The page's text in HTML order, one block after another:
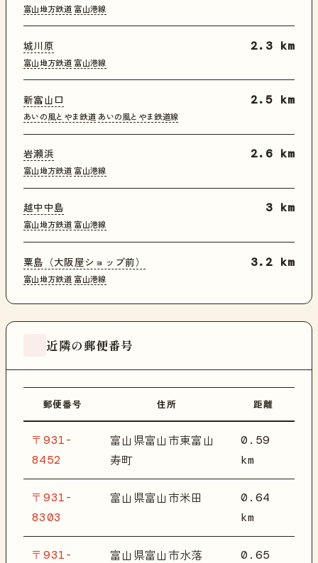
富山地方鉄道 富山港線
城川原
富山地方鉄道 富山港線
2.3 km
新富山口
あいの風とやま鉄道 あいの風とやま鉄道線
2.5 km
岩瀬浜
富山地方鉄道 富山港線
2.6 km
越中中島
富山地方鉄道 富山港線
3 km
粟島（大阪屋ショップ前）
富山地方鉄道 富山港線
3.2 km
近隣の郵便番号
郵便番号 住所 距離
〒931-
8452
富山県富山市東富山
寿町
0.59
km
〒931-
8303
富山県富山市米田
0.64
km
〒931- 富山県富山市水落 0.65